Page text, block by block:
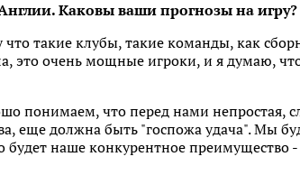
Каковы ваши прогнозы на игру?
такие клубы, такие команды, как
это очень мощные игроки, и я думаю,
понимаем, что перед нами непростая,
еще должна быть "госпожа удача". Мы
будет наше конкурентное преимущество